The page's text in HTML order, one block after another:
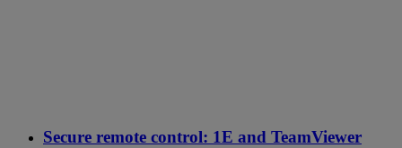
Secure remote control: 1E and TeamViewer